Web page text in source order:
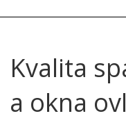
Kvalita
a okna